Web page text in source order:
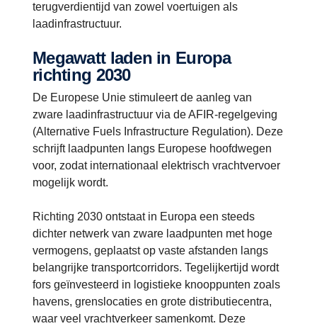
terugverdientijd van zowel voertuigen als
laadinfrastructuur.
Megawatt laden in Europa
richting 2030
De Europese Unie stimuleert de aanleg van
zware laadinfrastructuur via de AFIR-regelgeving
(Alternative Fuels Infrastructure Regulation). Deze
schrijft laadpunten langs Europese hoofdwegen
voor, zodat internationaal elektrisch vrachtvervoer
mogelijk wordt.
Richting 2030 ontstaat in Europa een steeds
dichter netwerk van zware laadpunten met hoge
vermogens, geplaatst op vaste afstanden langs
belangrijke transportcorridors. Tegelijkertijd wordt
fors geïnvesteerd in logistieke knooppunten zoals
havens, grenslocaties en grote distributiecentra,
waar veel vrachtverkeer samenkomt. Deze